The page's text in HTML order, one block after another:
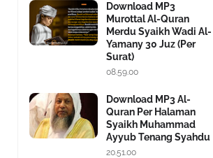
Download MP3
Murottal Al-Quran
Merdu Syaikh Wadi Al-
Yamany 30 Juz (Per
Surat)
08.59.00
Download MP3 Al-
Quran Per Halaman
Syaikh Muhammad
Ayyub Tenang Syahdu
20.51.00